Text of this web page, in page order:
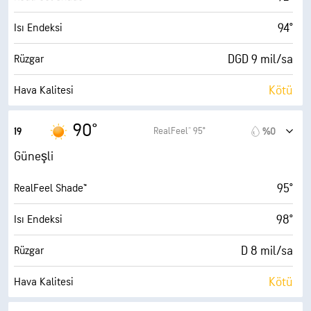
Isı Endeksi 94°
Rüzgar DGD 9 mil/sa
Hava Kalitesi Kötü
Maks UV İndeksi
Kuvvetli Rüzgarlar
Nem %55
Çiy Noktası 71° F
AccuLumen Brightness Index™ 5 (Orta)
Bulutlarla Kaplı %15
19 90° RealFeel® 95° %0
Güneşli
RealFeel Shade™ 95°
Isı Endeksi 98°
Rüzgar D 8 mil/sa
Hava Kalitesi Kötü